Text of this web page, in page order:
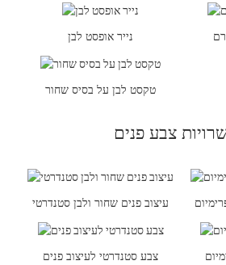
נייר אופסט לבן
טקסט לבן על בסיס שחור
צבע פנים
עיצוב פנים שחור ולבן סטנדרטי
צבע סטנדרטי לעיצוב פנים